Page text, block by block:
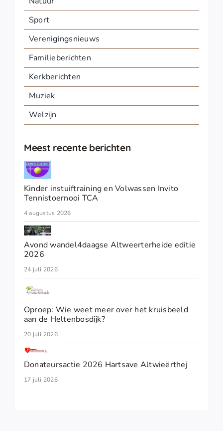
Sport
Verenigingsnieuws
Familieberichten
Kerkberichten
Muziek
Welzijn
Meest recente berichten
Kinder instuiftraining en Volwassen Invito
Tennistoernooi TCA
4 augustus 2026
Avond wandel4daagse Altweerterheide editie
2026
24 juli 2026
Oproep: Wie weet meer over het kruisbeeld
aan de Heltenbosdijk?
20 juli 2026
Donateursactie 2026 Hartsave Altwieërthej
17 juli 2026